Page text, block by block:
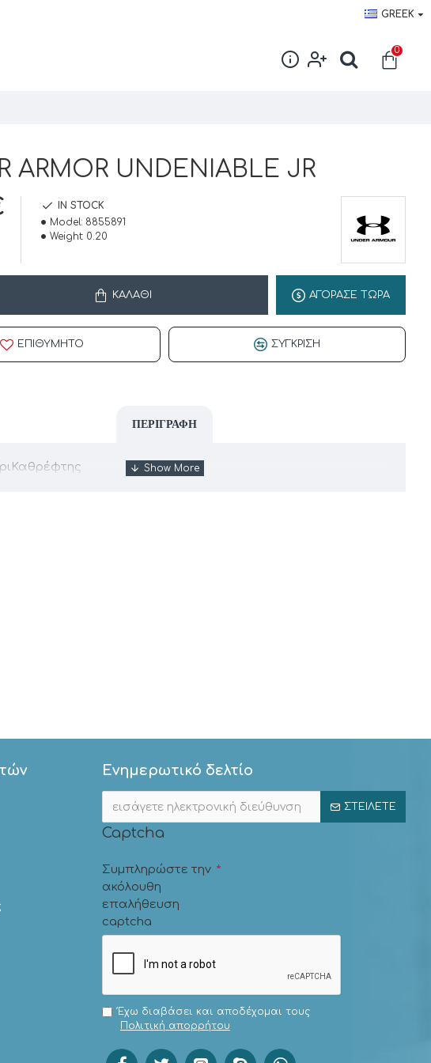
GREEK
search-
0
ARMOR UNDENIABLE JR
IN STOCK
Model: 8855891
Weight: 0.20
ΚΑΛΆΘΙ ΑΓΟΡΑΣΕ ΤΩΡΑ
ΕΠΙΘΥΜΗΤΌ ΣΎΓΚΡΙΣΗ
ΠΕΡΙΓΡΑΦΉ
Ενημερωτικό δελτίο
ΣΤΕΊΛΕΤΕ
Captcha
Συμπληρώστε την
ακόλουθη
επαλήθευση
captcha
Έχω διαβάσει και αποδέχομαι τους
Πολιτική απορρήτου